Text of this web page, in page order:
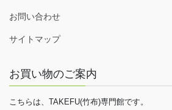
お問い合わせ
サイトマップ
お買い物のご案内
こちらは、TAKEFU(竹布)専門館です。